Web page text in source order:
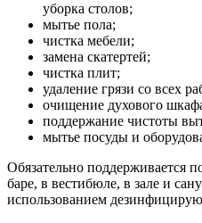
уборка столов;
мытье пола;
чистка мебели;
замена скатертей;
чистка плит;
удаление грязи со всех
очищение духового
поддержание чистоты
мытье посуды и
Обязательно поддерживается
баре, в вестибюле, в зале и
использованием